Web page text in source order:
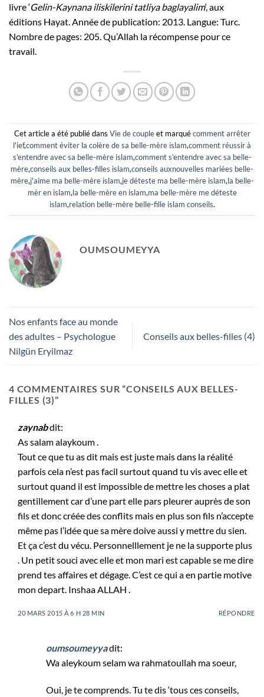
livre ‘Gelin-Kaynana iliskilerini tatliya baglayalim‘, aux
éditions Hayat. Année de publication: 2013. Langue: Turc.
Nombre de pages: 205. Qu’Allah la récompense pour ce
travail.
Cet article a été publié dans Vie de coupleet marquécomment arrêter
l'ief,comment éviter la colère de sa belle-mère islam,comment réussir à
s'entendre avec sa belle-mère islam,comment s’entendre avec sa belle-
mère,conseils aux belles-filles islam,conseils auxnouvelles mariées belle-
mère,j'aime ma belle-mère islam,je déteste ma belle-mère islam,la belle-
mèr en islam,la belle-mère en islam,ma belle-mère me déteste
islam,relation belle-mère belle-fille islam conseils.
OUMSOUMEYYA
Nos enfants face au monde
des adultes – Psychologue
Nilgün Eryilmaz
Conseils aux belles-filles (4)
4 COMMENTAIRES SUR “CONSEILS AUX BELLES-
FILLES (3)”
zaynabdit:
As salam alaykoum .
Tout ce que tu as dit mais est juste mais dans la réalité
parfois cela n’est pas facil surtout quand tu vis avec elle et
surtout quand il est impossible de mettre les choses a plat
gentillement car d’une part elle pars pleurer auprès de son
fils et donc créée des conflits mais en plus son fils n’accepte
même pas l’idée que sa mère doive aussi y mettre du sien.
Et ça c’est du vécu. Personnelllement je ne la supporte plus
. Un petit souci avec elle et mon mari est capable se me dire
prend tes affaires et dégage. C’est ce qui a en partie motive
mon depart. Inshaa ALLAH .
20 MARS 2015 À 6 H 28 MIN RÉPONDRE
oumsoumeyyadit:
Wa aleykoum selam wa rahmatoullah ma soeur,
Oui, je te comprends. Tu te dis ‘tous ces conseils,